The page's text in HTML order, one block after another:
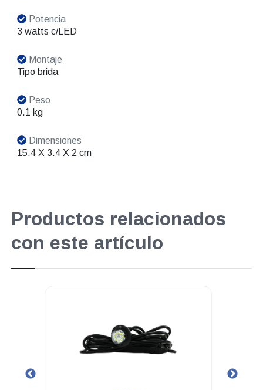
Potencia
3 watts c/LED
Montaje
Tipo brida
Peso
0.1 kg
Dimensiones
15.4 X 3.4 X 2 cm
Productos relacionados
con este artículo